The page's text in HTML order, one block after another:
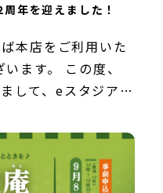
年を迎えました！
本店をご利用いた
ます。 この度、
して、eスタジアム
を迎えることができ